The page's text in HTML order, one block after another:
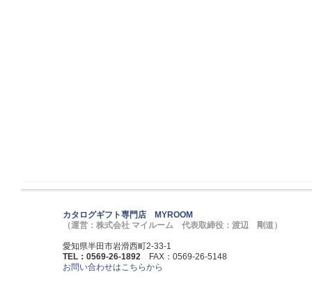
カタログギフト専門店 MYROOM
（運営：株式会社 マイルーム 代表取締役：渡辺 剛道）
愛知県半田市岩滑西町2-33-1
TEL：0569-26-1892 FAX：0569-26-5148
お問い合わせはこちらから